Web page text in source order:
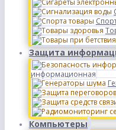
Защита
информационная
Компьютеры